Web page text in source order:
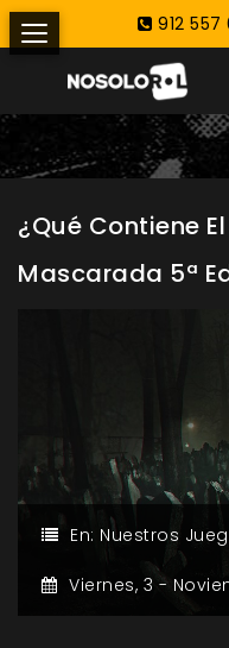
912
¿Qué Contiene
Mascarada 5ª
En: Nuestros
Viernes, 3 -